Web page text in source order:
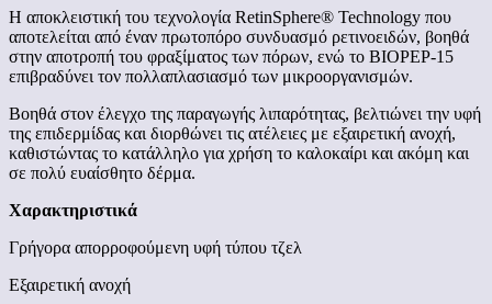
Η αποκλειστική του τεχνολογία RetinSphere® Technology που
αποτελείται από έναν πρωτοπόρο συνδυασμό ρετινοειδών, βοηθά
στην αποτροπή του φραξίματος των πόρων, ενώ το BIOPEP-15
επιβραδύνει τον πολλαπλασιασμό των μικροοργανισμών.
Βοηθά στον έλεγχο της παραγωγής λιπαρότητας, βελτιώνει την υφή
της επιδερμίδας και διορθώνει τις ατέλειες με εξαιρετική ανοχή,
καθιστώντας το κατάλληλο για χρήση το καλοκαίρι και ακόμη και
σε πολύ ευαίσθητο δέρμα.
Χαρακτηριστικά
Γρήγορα απορροφούμενη υφή τύπου τζελ
Εξαιρετική ανοχή